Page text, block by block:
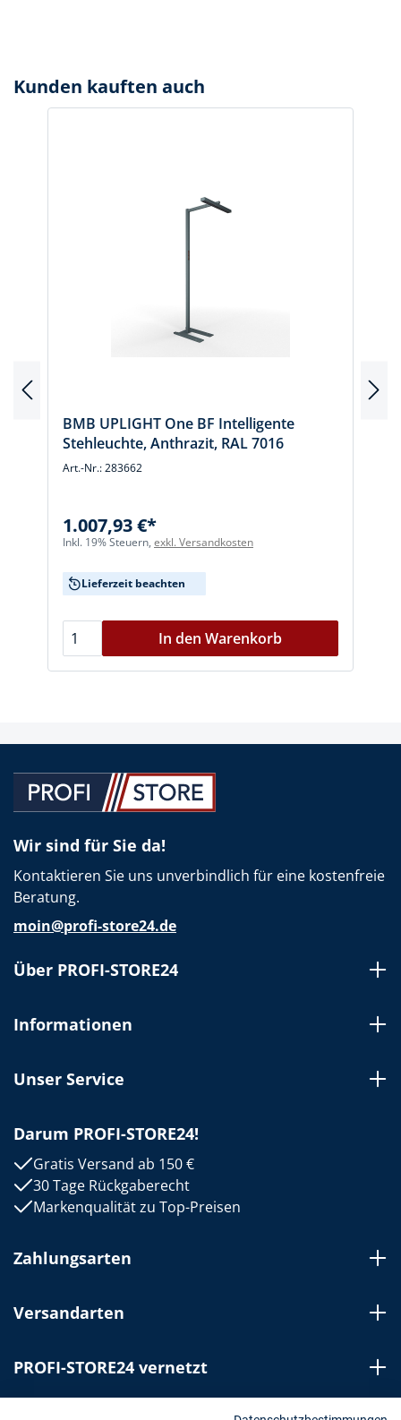
Kunden kauften auch
BMB UPLIGHT One BF Intelligente
Stehleuchte, Anthrazit, RAL 7016
Art.-Nr.: 283662
1.007,93 €*
Inkl. 19% Steuern, exkl. Versandkosten
Lieferzeit beachten
In den Warenkorb
Wir sind für Sie da!
Kontaktieren Sie uns unverbindlich für eine kostenfreie
Beratung.
moin@profi-store24.de
Über PROFI-STORE24
Informationen
Unser Service
Darum PROFI-STORE24!
Gratis Versand ab 150 €
30 Tage Rückgaberecht
Markenqualität zu Top-Preisen
Zahlungsarten
Versandarten
PROFI-STORE24 vernetzt